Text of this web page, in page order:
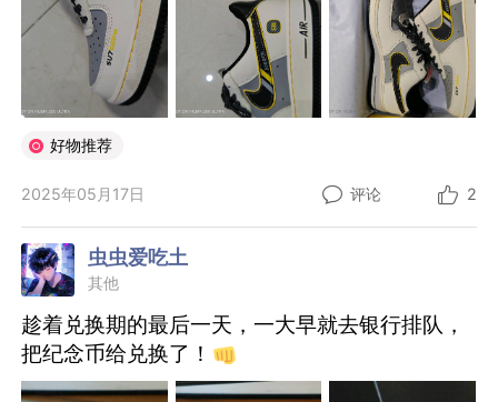
好物推荐
2025年05月17日 评论 2
虫虫爱吃土
其他
趁着兑换期的最后一天，一大早就去银行排队，
把纪念币给兑换了！